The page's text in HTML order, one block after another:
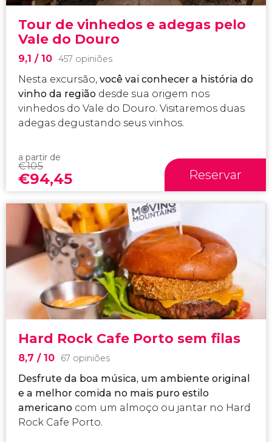
Tour de vinhedos e adegas pelo
Vale do Douro
9,1 / 10 457 opiniões
Nesta excursão, você vai conhecer a história do
vinho da região desde sua origem nos
vinhedos do Vale do Douro. Visitaremos duas
adegas degustando seus vinhos.
a partir de
€105
€94,45 Reservar
Hard Rock Cafe Porto sem filas
8,7 / 10 67 opiniões
Desfrute da boa música, um ambiente original
e a melhor comida no mais puro estilo
americano com um almoço ou jantar no Hard
Rock Cafe Porto.